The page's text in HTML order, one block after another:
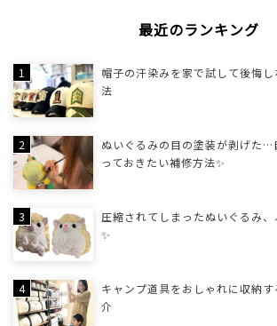
最近のランキング
帽子の汗染みを家で試して後悔
法
ぬいぐるみの目の塗装が剥げた…
っておきたい補修方法✨
圧縮されてしまったぬいぐるみ
✨
キャンプ道具をおしゃれに収納
介